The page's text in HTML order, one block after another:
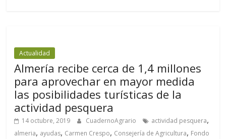
Actualidad
Almería recibe cerca de 1,4 millones
para aprovechar en mayor medida
las posibilidades turísticas de la
actividad pesquera
14 octubre, 2019 CuadernoAgrario actividad pesquera,
almeria, ayudas, Carmen Crespo, Consejería de Agricultura, Fondo